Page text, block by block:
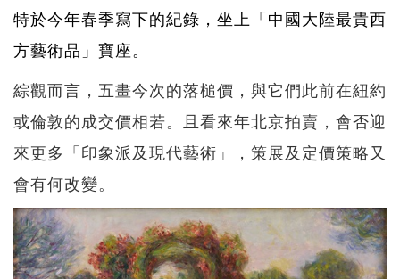
特於今年春季寫下的紀錄，坐上「中國大陸最貴西
方藝術品」寶座。
綜觀而言，五畫今次的落槌價，與它們此前在紐約
或倫敦的成交價相若。且看來年北京拍賣，會否迎
來更多「印象派及現代藝術」，策展及定價策略又
會有何改變。